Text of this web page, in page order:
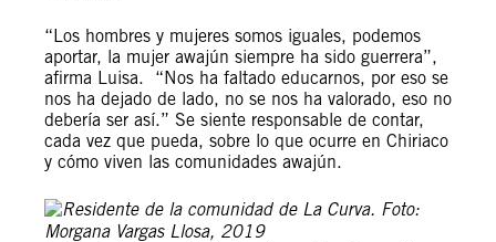
“Los hombres y mujeres somos iguales, podemos
aportar, la mujer awajún siempre ha sido guerrera”,
afirma Luisa. “Nos ha faltado educarnos, por eso se
nos ha dejado de lado, no se nos ha valorado, eso no
debería ser así.” Se siente responsable de contar,
cada vez que pueda, sobre lo que ocurre en Chiriaco
y cómo viven las comunidades awajún.